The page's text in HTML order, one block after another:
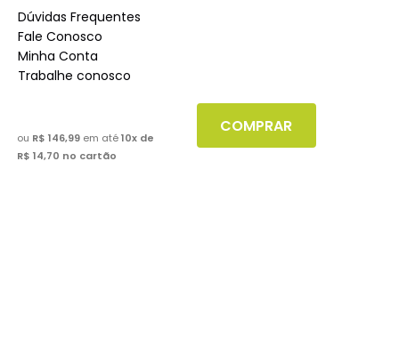
ou R$ 146,99 em até10x de
R$ 14,70 no cartão
COMPRAR
Dúvidas Frequentes
Fale Conosco
Minha Conta
Trabalhe conosco
Dúvidas